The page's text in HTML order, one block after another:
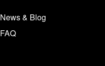
News & Blog
FAQ